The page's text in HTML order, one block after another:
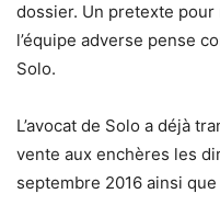
dossier. Un pretexte
l’équipe adverse pense
Solo.
L’avocat de Solo a déjà
vente aux enchères les
septembre 2016 ainsi